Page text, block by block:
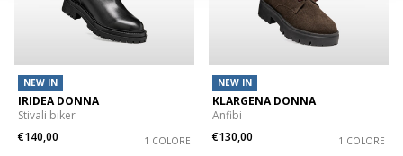
NEW IN
IRIDEA DONNA
Stivali biker
€140,00
1 COLORE
NEW IN
KLARGENA DONNA
Anfibi
€130,00
1 COLORE